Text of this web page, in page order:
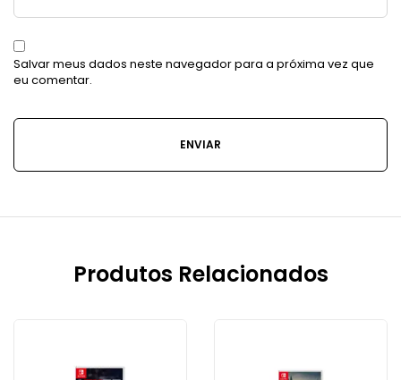
Salvar meus dados neste navegador para a próxima vez que
eu comentar.
Produtos Relacionados